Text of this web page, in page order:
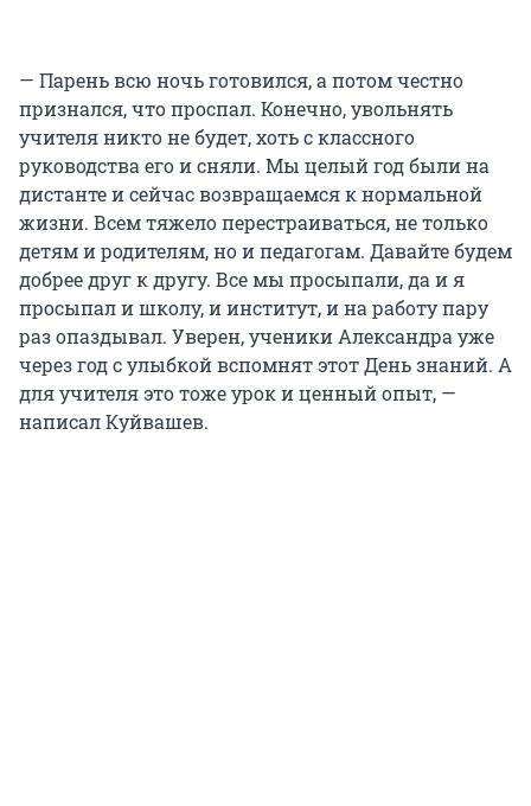
— Парень всю ночь готовился, а потом честно
признался, что проспал. Конечно, увольнять
учителя никто не будет, хоть с классного
руководства его и сняли. Мы целый год были на
дистанте и сейчас возвращаемся к нормальной
жизни. Всем тяжело перестраиваться, не только
детям и родителям, но и педагогам. Давайте будем
добрее друг к другу. Все мы просыпали, да и я
просыпал и школу, и институт, и на работу пару
раз опаздывал. Уверен, ученики Александра уже
через год с улыбкой вспомнят этот День знаний. А
для учителя это тоже урок и ценный опыт, —
написал Куйвашев.